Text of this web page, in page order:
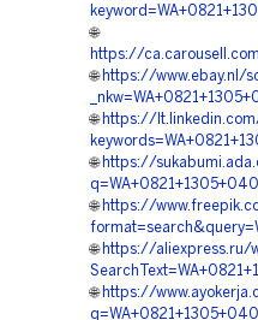
🌐
https://
🌐 https://www.ebay.nl/
🌐 https://
🌐 https://
🌐 https://
🌐 https://aliexpress.ru/
🌐 https://